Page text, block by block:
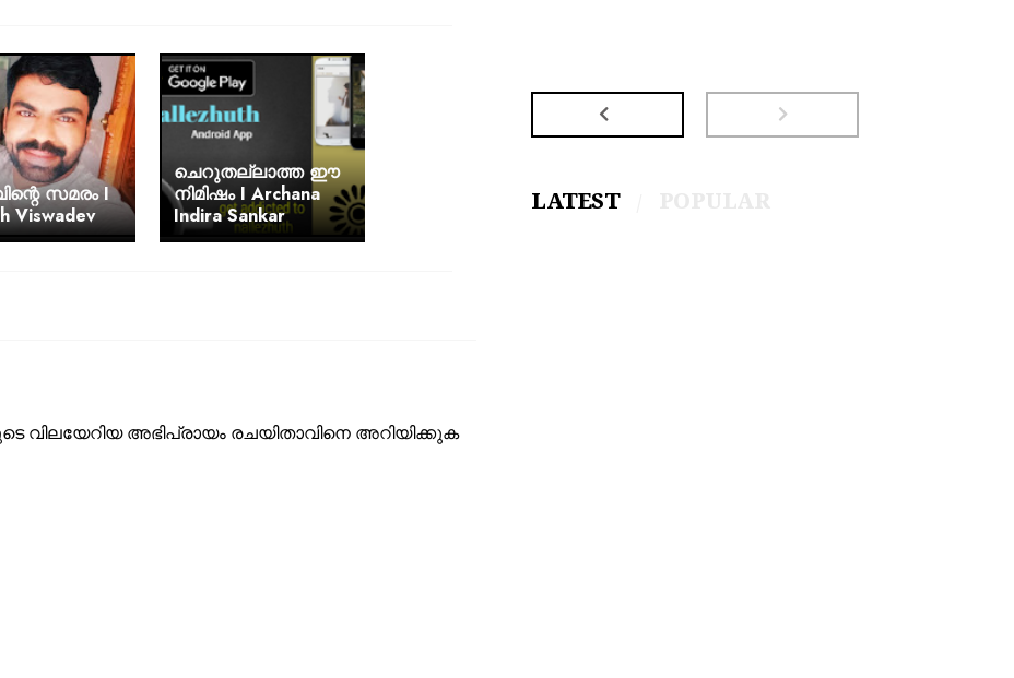
സമരം I
Viswadev
ചെറുതല്ലാത്ത ഈ
നിമിഷം I Archana
Indira Sankar
വിലയേറിയ അഭിപ്രായം രചയിതാവിനെ അറിയിക്കുക
LATEST